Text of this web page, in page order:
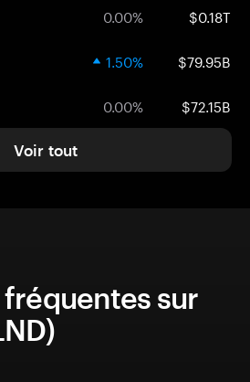
0.00% $0.18T
1.50% $79.95B
0.00% $72.15B
Voir tout
sur